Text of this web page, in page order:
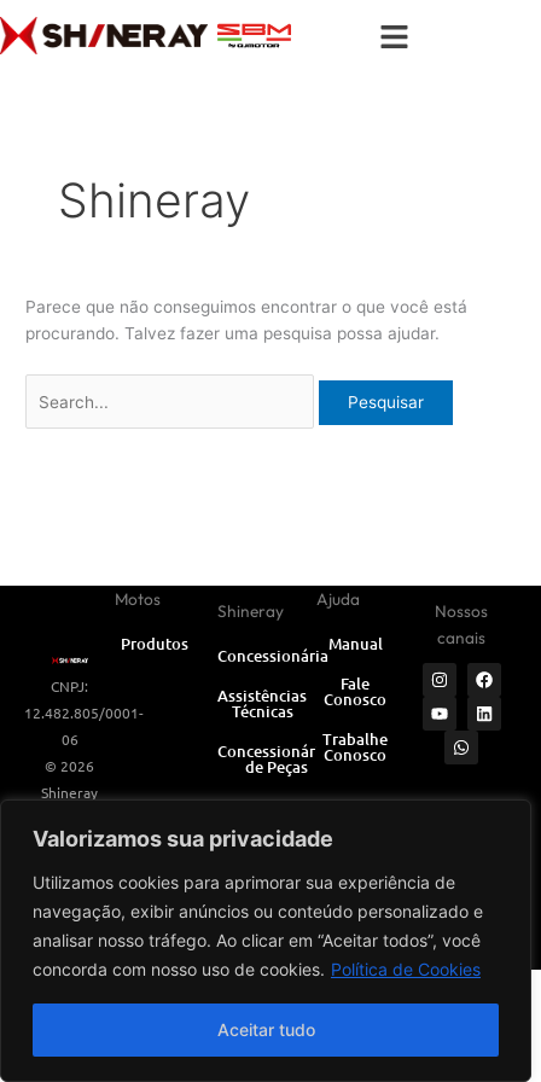
Valorizamos sua privacidade
Utilizamos cookies para aprimorar sua experiência de
navegação, exibir anúncios ou conteúdo personalizado e
analisar nosso tráfego. Ao clicar em “Aceitar todos”, você
concorda com nosso uso de cookies. Política de Cookies
Aceitar tudo
para
Shineray
Parece que não conseguimos encontrar o que você está
procurando. Talvez fazer uma pesquisa possa ajudar.
por:
CNPJ:
12.482.805/0001-
06
© 2026
Shineray
Motos
Produtos
Shineray
Concessionárias
Assistências
Técnicas
Concessionárias
de Peças
A
Ajuda
Manual
Fale
Conosco
Trabalhe
Conosco
Nossos
canais
I
n
s
t
a
m
F
a
c
e
b
Y
o
u
t
u
e
L
i
n
k
e
W
a
s
a
p
Desenvolvido por